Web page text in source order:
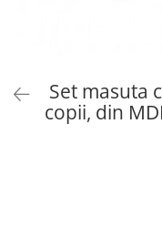
Set masuta
copii, din